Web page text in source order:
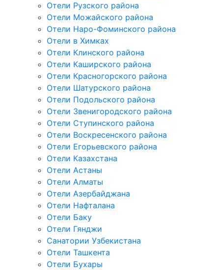
Отели Рузского района
Отели Можайского района
Отели Наро-Фоминского района
Отели в Химках
Отели Клинского района
Отели Каширского района
Отели Красногорского района
Отели Шатурского района
Отели Подольского района
Отели Звенигородского района
Отели Ступинского района
Отели Воскресенского района
Отели Егорьевского района
Отели Казахстана
Отели Астаны
Отели Алматы
Отели Азербайджана
Отели Нафталана
Отели Баку
Отели Гянджи
Санатории Узбекистана
Отели Ташкента
Отели Бухары